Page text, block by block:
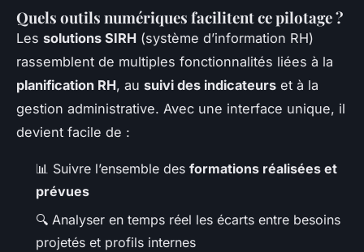
Quels outils numériques facilitent ce pilotage ?
Les solutions SIRH (système d’information RH)
rassemblent de multiples fonctionnalités liées à la
planification RH, au suivi des indicateurs et à la
gestion administrative. Avec une interface unique, il
devient facile de :
📊 Suivre l’ensemble des formations réalisées et
prévues
🔍 Analyser en temps réel les écarts entre besoins
projetés et profils internes